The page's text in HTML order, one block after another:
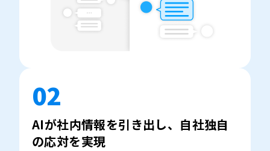
02
AIが社内情報を引き出し、自社独自
の応対を実現